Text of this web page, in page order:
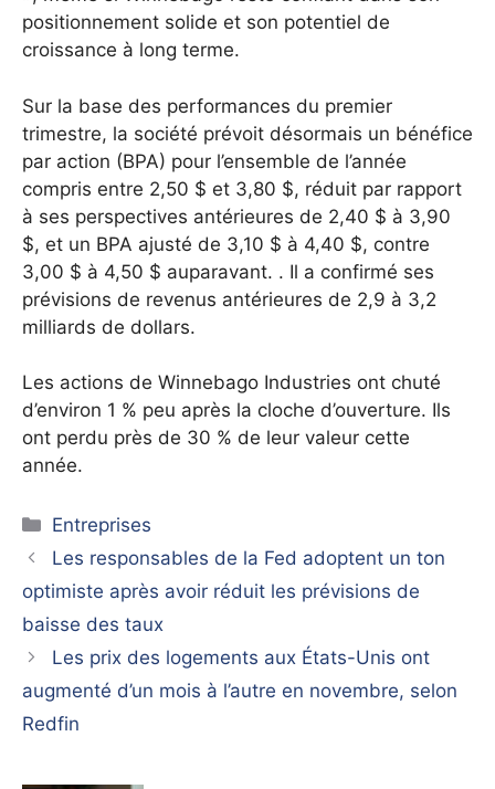
positionnement solide et son potentiel de
croissance à long terme.
Sur la base des performances du premier
trimestre, la société prévoit désormais un bénéfice
par action (BPA) pour l’ensemble de l’année
compris entre 2,50 $ et 3,80 $, réduit par rapport
à ses perspectives antérieures de 2,40 $ à 3,90
$, et un BPA ajusté de 3,10 $ à 4,40 $, contre
3,00 $ à 4,50 $ auparavant. . Il a confirmé ses
prévisions de revenus antérieures de 2,9 à 3,2
milliards de dollars.
Les actions de Winnebago Industries ont chuté
d’environ 1 % peu après la cloche d’ouverture. Ils
ont perdu près de 30 % de leur valeur cette
année.
Catégories
Entreprises
Les responsables de la Fed adoptent un ton
optimiste après avoir réduit les prévisions de
baisse des taux
Les prix des logements aux États-Unis ont
augmenté d’un mois à l’autre en novembre, selon
Redfin